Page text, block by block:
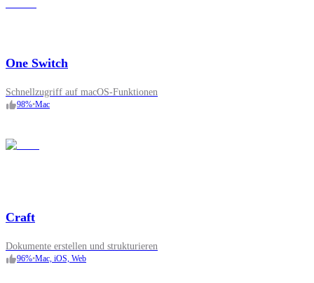
One Switch
Schnellzugriff auf macOS-Funktionen
98%•Mac
Craft
Dokumente erstellen und strukturieren
96%•Mac, iOS, Web